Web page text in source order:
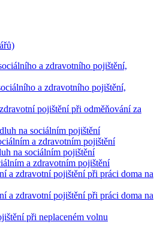
a zdravotního pojištění,
a zdravotního pojištění,
pojištění při odměňování za
na sociálním pojištění
a zdravotním pojištění
na sociálním pojištění
a zdravotním pojištění
a zdravotní pojištění při práci doma na
a zdravotní pojištění při práci doma na
při neplaceném volnu